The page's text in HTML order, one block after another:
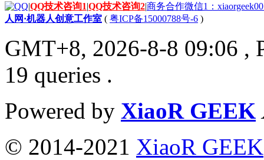
|QQ技术咨询1|QQ技术咨询2|商务合作微信1：
人网·机器人创意工作室 ( 粤ICP备15000788号-6 )
GMT+8, 2026-8-8 09:06 ,
19 queries .
Powered by XiaoR GEEK
© 2014-2021 XiaoR GEEK